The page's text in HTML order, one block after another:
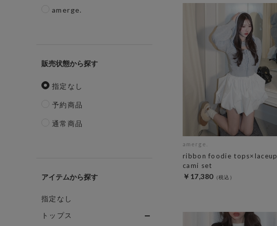
amerge.
販売状態
指定なし
予約商品
通常商品
アイテム
指定なし
トップス
amerge.
ribbon foodie tops×laceup
cami set
￥17,380